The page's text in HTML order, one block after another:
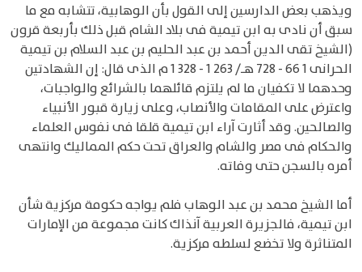
ويذهب بعض الدارسين إلى القول بأن الوهابية، تتشابه مع ما
سبق أن نادى به ابن تيمية فى بلاد الشام قبل ذلك بأربعة قرون
(الشيخ تقى الدين أحمد بن عبد الحليم بن عبد السلام بن تيمية
الحرانى 1 66 - 728 هـ/ 263 1 - 328 1 م الذى قال: إن الشهادتين
وحدهما لا تكفيان ما لم يلتزم قائلهما بالشرائع والواجبات،
واعترض على المقامات والأنصاب، وعلى زيارة قبور الأنبياء
والصالحين. وقد أثارت آراء ابن تيمية قلقا فى نفوس العلماء
والحكام فى مصر والشام والعراق تحت حكم المماليك وانتهى
أمره بالسجن حتى وفاته.
أما الشيخ محمد بن عبد الوهاب فلم يواجه حكومة مركزية شأن
ابن تيمية، فالجزيرة العربية آنذاك كانت مجموعة من الإمارات
المتناثرة ولا تخضع لسلطه مركزية.